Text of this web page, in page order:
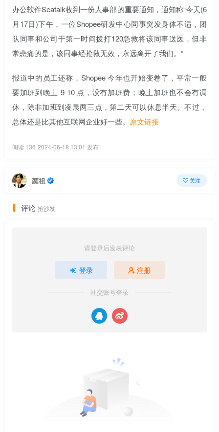
办公软件Seatalk收到一份人事部的重要通知，通知称“今天(6
月17日)下午，一位Shopee研发中心同事突发身体不适，团
队同事和公司于第一时间拨打120急救将该同事送医，但非
常悲痛的是，该同事经抢救无效，永远离开了我们。”
报道中的员工还称，Shopee 今年也开始变卷了，平常一般
要加班到晚上 9-10 点，没有加班费；晚上加班也不会有调
休，除非加班到凌晨两三点，第二天可以休息半天。不过，
总体还是比其他互联网企业好一些。 原文链接
阅读 136 2024-06-18 13:01 发布
颜祖 关注
评论 抢沙发
请登录后发表评论
登录 注册
社交账号登录